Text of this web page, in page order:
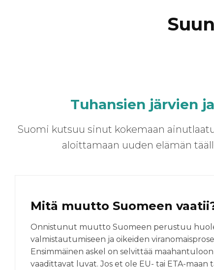
Tuhansien järvien
Suomi kutsuu sinut kokemaan
aloittamaan uuden elämän
Mitä muutto Suomeen
Onnistunut muutto Suomeen perustuu
valmistautumiseen ja oikeiden
Ensimmäinen askel on selvittää
vaadittavat luvat. Jos et ole EU- tai ETA-maan